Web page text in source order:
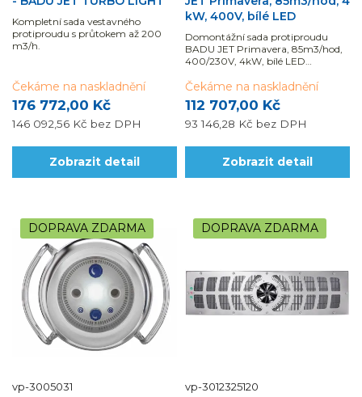
Kompletní sada vestavného
protiproudu s průtokem až 200
m3/h.
176 772,00 Kč
146 092,56 Kč bez DPH
Čekáme na naskladnění
Zobrazit detail
kW, 400V, bílé LED
Domontážní sada protiproudu
BADU JET Primavera, 85m3/hod,
400/230V, 4kW, bílé LED
112 707,00 Kč
93 146,28 Kč bez DPH
Čekáme na naskladnění
Zobrazit detail
DOPRAVA ZDARMA
vp-3005031
DOPRAVA ZDARMA
vp-3012325120